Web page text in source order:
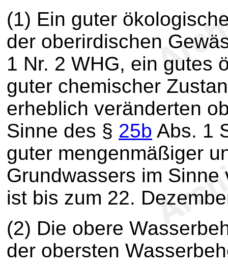
(1) Ein guter
der oberirdischen
1 Nr. 2 WHG, ein gutes
guter chemischer
erheblich veränderten
Sinne des § 25b Abs. 1
guter mengenmäßiger
Grundwassers im
ist bis zum 22.
(2) Die obere
der obersten